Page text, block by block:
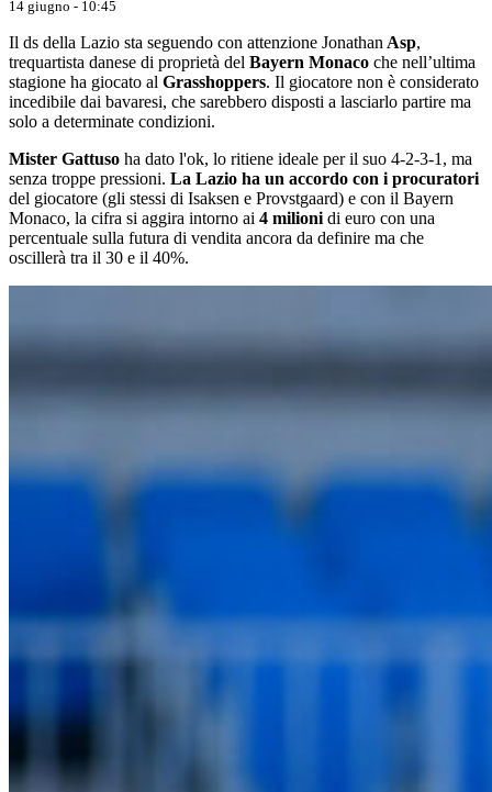
14 giugno - 10:45
Il ds della Lazio sta seguendo con attenzione Jonathan Asp,
trequartista danese di proprietà del Bayern Monaco che nell’ultima
stagione ha giocato al Grasshoppers. Il giocatore non è considerato
incedibile dai bavaresi, che sarebbero disposti a lasciarlo partire ma
solo a determinate condizioni.
Mister Gattuso ha dato l'ok, lo ritiene ideale per il suo 4-2-3-1, ma
senza troppe pressioni. La Lazio ha un accordo con i procuratori
del giocatore (gli stessi di Isaksen e Provstgaard) e con il Bayern
Monaco, la cifra si aggira intorno ai 4 milioni di euro con una
percentuale sulla futura di vendita ancora da definire ma che
oscillerà tra il 30 e il 40%.